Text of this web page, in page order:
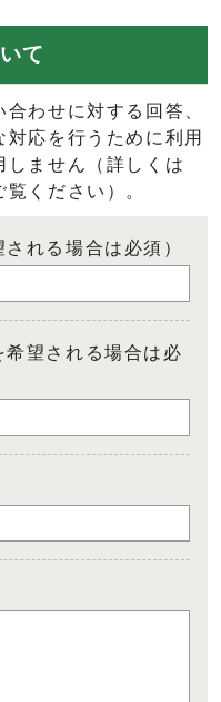
て
わせに対する回答、
応を行うために利用
しません（詳しくは
覧ください）。
れる場合は必須）
望される場合は必